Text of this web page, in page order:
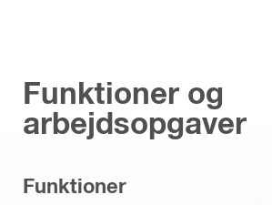
Funktioner og
arbejdsopgaver
Funktioner